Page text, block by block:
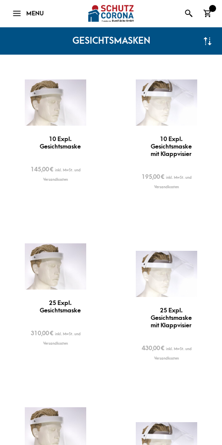
MENU
GESICHTSMASKEN
10 Expl.
Gesichtsmaske
145,00€ inkl. MwSt. und
Versandkosten
25 Expl.
Gesichtsmaske
310,00€ inkl. MwSt. und
Versandkosten
10 Expl.
Gesichtsmaske
mit Klappvisier
195,00€ inkl. MwSt. und
Versandkosten
25 Expl.
Gesichtsmaske
mit Klappvisier
430,00€ inkl. MwSt. und
Versandkosten